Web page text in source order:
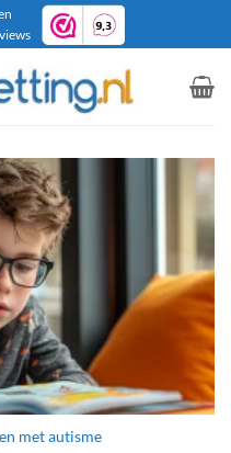
met autisme